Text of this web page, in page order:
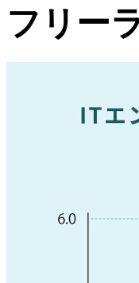
フリー